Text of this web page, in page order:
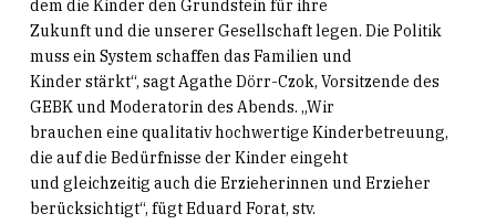
dem die Kinder den Grundstein für ihre
Zukunft und die unserer Gesellschaft legen. Die Politik
muss ein System schaffen das Familien und
Kinder stärkt“, sagt Agathe Dörr-Czok, Vorsitzende des
GEBK und Moderatorin des Abends. „Wir
brauchen eine qualitativ hochwertige Kinderbetreuung,
die auf die Bedürfnisse der Kinder eingeht
und gleichzeitig auch die Erzieherinnen und Erzieher
berücksichtigt“, fügt Eduard Forat, stv.